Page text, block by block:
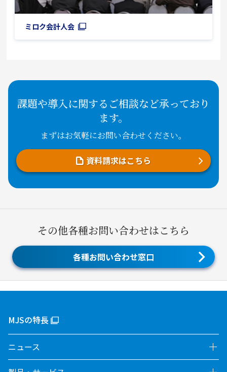
ミロク会計人会
課題や導入に関するご相談など承っており
ます。
まずはお気軽にお問い合わせください。
資料請求はこちら
その他各種お問い合わせはこちら
各種お問い合わせ窓口
MJSの特長
ニュース